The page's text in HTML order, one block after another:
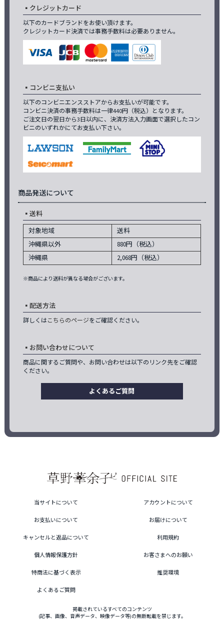
クレジットカード
以下のカードブランドをお使い頂けます。
クレジットカード決済では事務手数料は必要ありません。
コンビニ支払い
以下のコンビニエンスストアからお支払いが可能です。
コンビニ決済の事務手数料は一律440円（税込）となります。
ご注文日の翌日から3日以内に、決済方法入力画面で選択したコン
ビニのいずれかにてお支払い下さい。
商品発送について
送料
対象地域
送料
沖縄県以外
880円（税込）
沖縄県
2,068円（税込）
※商品により送料が異なる場合がございます。
配送方法
詳しくはこちらのページをご確認ください。
お問い合わせについて
商品に関するご質問や、お問い合わせは以下のリンク先をご確認
ください。
よくあるご質問
当サイトについて アカウントについて
お支払いについて お届けについて
キャンセルと返品について 利用規約
個人情報保護方針 お客さまへのお願い
特商法に基づく表示 推奨環境
よくあるご質問
掲載されているすべてのコンテンツ
(記事、画像、音声データ、映像データ等)の無断転載を禁じます。